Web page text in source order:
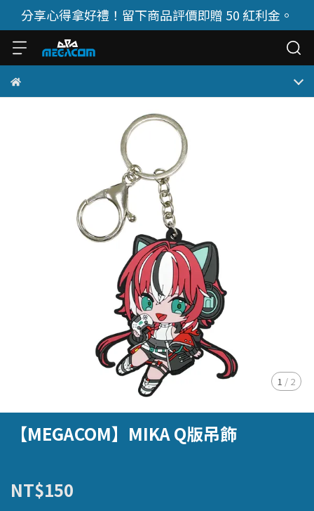
分享心得拿好禮！留下商品評價即贈 50 紅利金。
1 / 2
【MEGACOM】MIKA Q版吊飾
NT$150